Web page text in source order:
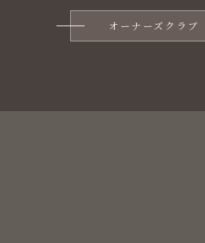
オーナーズクラブ